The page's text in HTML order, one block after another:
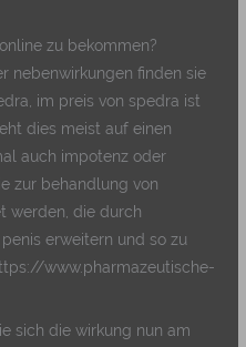
zu bekommen?
nebenwirkungen finden sie
im preis von spedra ist
dies meist auf einen
auch impotenz oder
zur behandlung von
werden, die durch
erweitern und so zu
www.pharmazeutische-
sich die wirkung nun am